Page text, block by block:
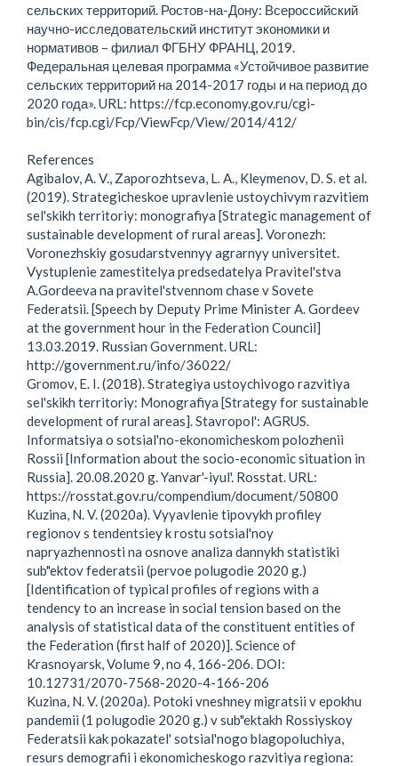
сельских территорий. Ростов-на-Дону: Всероссийский
научно-исследовательский институт экономики и
нормативов – филиал ФГБНУ ФРАНЦ, 2019.
Федеральная целевая программа «Устойчивое развитие
сельских территорий на 2014-2017 годы и на период до
2020 года». URL: https://fcp.economy.gov.ru/cgi-
bin/cis/fcp.cgi/Fcp/ViewFcp/View/2014/412/
References
Agibalov, A. V., Zaporozhtseva, L. A., Kleymenov, D. S. et al.
(2019). Strategicheskoe upravlenie ustoychivym razvitiem
sel'skikh territoriy: monografiya [Strategic management of
sustainable development of rural areas]. Voronezh:
Voronezhskiy gosudarstvennyy agrarnyy universitet.
Vystuplenie zamestitelya predsedatelya Pravitel'stva
A.Gordeeva na pravitel'stvennom chase v Sovete
Federatsii. [Speech by Deputy Prime Minister A. Gordeev
at the government hour in the Federation Council]
13.03.2019. Russian Government. URL:
http://government.ru/info/36022/
Gromov, E. I. (2018). Strategiya ustoychivogo razvitiya
sel'skikh territoriy: Monografiya [Strategy for sustainable
development of rural areas]. Stavropol': AGRUS.
Informatsiya o sotsial'no-ekonomicheskom polozhenii
Rossii [Information about the socio-economic situation in
Russia]. 20.08.2020 g. Yanvar'-iyul'. Rosstat. URL:
https://rosstat.gov.ru/compendium/document/50800
Kuzina, N. V. (2020a). Vyyavlenie tipovykh profiley
regionov s tendentsiey k rostu sotsial'noy
napryazhennosti na osnove analiza dannykh statistiki
sub"ektov federatsii (pervoe polugodie 2020 g.)
[Identification of typical profiles of regions with a
tendency to an increase in social tension based on the
analysis of statistical data of the constituent entities of
the Federation (first half of 2020)]. Science of
Krasnoyarsk, Volume 9, no 4, 166-206. DOI:
10.12731/2070-7568-2020-4-166-206
Kuzina, N. V. (2020a). Potoki vneshney migratsii v epokhu
pandemii (1 polugodie 2020 g.) v sub"ektakh Rossiyskoy
Federatsii kak pokazatel' sotsial'nogo blagopoluchiya,
resurs demografii i ekonomicheskogo razvitiya regiona: